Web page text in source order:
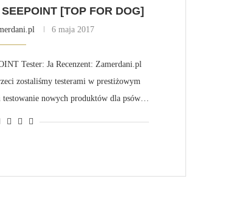
[TOP FOR DOG]
6 maja 2017
Tester: Ja Recenzent: Zamerdani.pl
zostaliśmy testerami w prestiżowym
nowych produktów dla psów…